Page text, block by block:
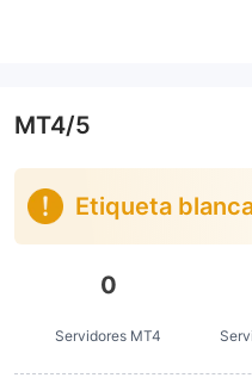
MT4/5
Etiqueta
0
Servidores MT4